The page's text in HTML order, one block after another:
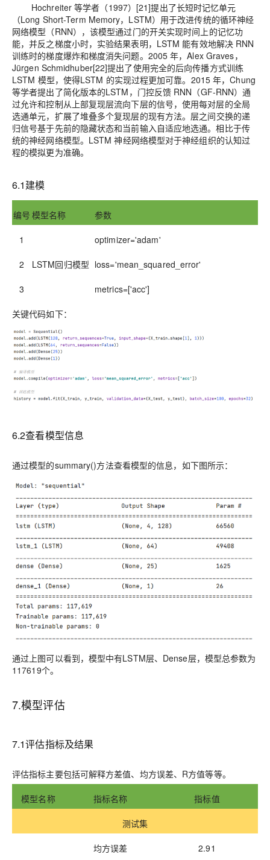
Hochreiter 等学者（1997）[21]提出了长短时记忆单元
（Long Short-Term Memory，LSTM）用于改进传统的循环神经
网络模型（RNN），该模型通过门的开关实现时间上的记忆功
能，并反之梯度小时，实验结果表明， LSTM 能有效地解决 RNN
训练时的梯度爆炸和梯度消失问题。2005 年，Alex Graves，
Jürgen Schmidhuber[22]提出了使用完全的后向传播方式训练
LSTM 模型，使得LSTM 的实现过程更加可靠。2015 年，Chung
等学者提出了简化版本的LSTM，门控反馈 RNN（GF-RNN）通
过允许和控制从上部复现层流向下层的信号，使用每对层的全局
选通单元，扩展了堆叠多个复现层的现有方法。层之间交换的递
归信号基于先前的隐藏状态和当前输入自适应地选通。相比于传
统的神经网络模型。 LSTM 神经网络模型对于神经组织的认知过
程的模拟更为准确。
6.1建模
编号 模型名称 参数
1
LSTM回归模型
optimizer='adam'
2 loss='mean_squared_error'
3 metrics=['acc']
关键代码如下：
6.2查看模型信息
通过模型的summary()方法查看模型的信息，如下图所示：
通过上图可以看到，模型中有LSTM层、Dense层，模型总参数为
1 17619个。
7.模型评估
7.1评估指标及结果
评估指标主要包括可解释方差值、均方误差、 R方值等等。
模型名称 指标名称 指标值
测试集
均方误差 2.91